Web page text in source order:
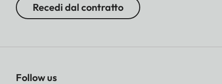
Recedi dal contratto
Follow us